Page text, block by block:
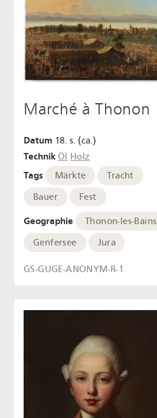
Marché à Thonon
Datum 18. s. (ca.)
Technik Öl Holz
Tags Märkte
Tracht
Bauer
Fest
Geographie
Thonon-les-Bains
Genfersee
Jura
GS-GUGE-ANONYM-R-1